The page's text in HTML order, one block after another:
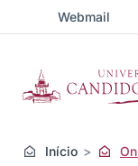
Webmail
Início